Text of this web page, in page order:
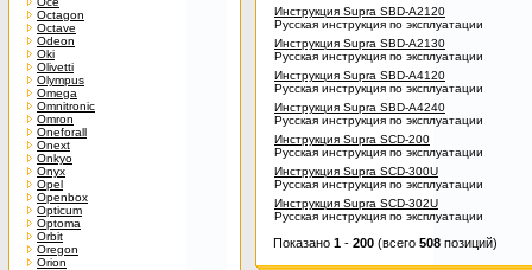
Octagon
Octave
Odeon
Oki
Olivetti
Olympus
Omega
Omnitronic
Omron
Oneforall
Onext
Onkyo
Onyx
Opel
Openbox
Opticum
Optoma
Orbit
Oregon
Orion
Инструкция Supra SBD-A2120
Русская инструкция по эксплуатации
Инструкция Supra SBD-A2130
Русская инструкция по эксплуатации
Инструкция Supra SBD-A4120
Русская инструкция по эксплуатации
Инструкция Supra SBD-A4240
Русская инструкция по эксплуатации
Инструкция Supra SCD-200
Русская инструкция по эксплуатации
Инструкция Supra SCD-300U
Русская инструкция по эксплуатации
Инструкция Supra SCD-302U
Русская инструкция по эксплуатации
Показано 1 - 200 (всего 508 позиций)